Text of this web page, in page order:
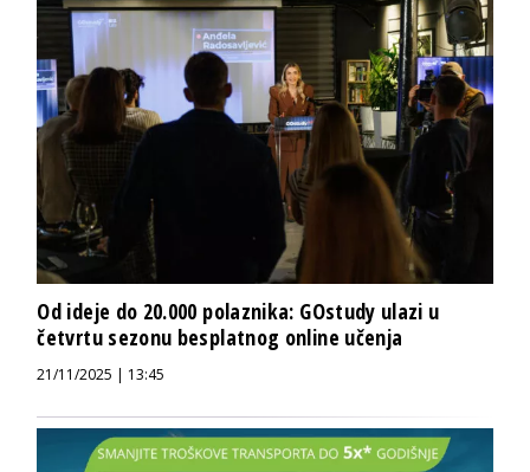
Od ideje do 20.000 polaznika: GOstudy ulazi u
četvrtu sezonu besplatnog online učenja
21/11/2025 | 13:45